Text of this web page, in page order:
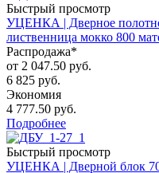
Быстрый просмотр
УЦЕНКА | Дверное
лиственница мокко 800
Распродажа*
от 2 047.50 руб.
6 825 руб.
Экономия
4 777.50 руб.
Подробнее
Быстрый просмотр
УЦЕНКА | Дверной блок